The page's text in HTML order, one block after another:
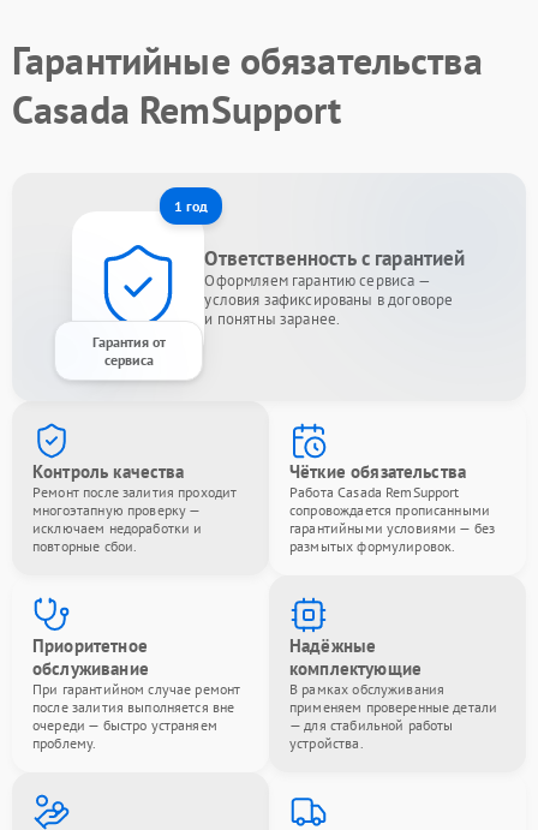
Гарантийные обязательства
Casada RemSupport
1 год
Гарантия от
сервиса
Ответственность с гарантией
Оформляем гарантию сервиса —
условия зафиксированы в договоре
и понятны заранее.
Контроль качества
Ремонт после залития проходит
многоэтапную проверку —
исключаем недоработки и
повторные сбои.
Чёткие обязательства
Работа Casada RemSupport
сопровождается прописанными
гарантийными условиями — без
размытых формулировок.
Приоритетное
обслуживание
При гарантийном случае ремонт
после залития выполняется вне
очереди — быстро устраняем
проблему.
Надёжные
комплектующие
В рамках обслуживания
применяем проверенные детали
— для стабильной работы
устройства.